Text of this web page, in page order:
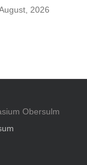
2026
Obersulm